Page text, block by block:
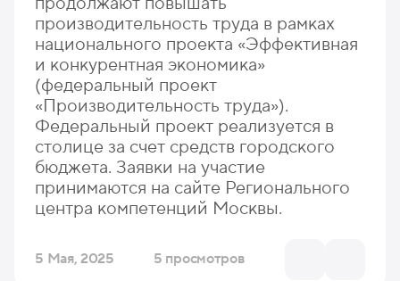
производительность труда в рамках
национального проекта «Эффективная
и конкурентная экономика»
(федеральный проект
«Производительность труда»).
Федеральный проект реализуется в
столице за счет средств городского
бюджета. Заявки на участие
принимаются на сайте Регионального
центра компетенций Москвы.
5 Мая, 2025 5 просмотров